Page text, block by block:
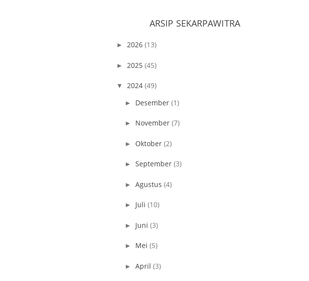
ARSIP SEKARPAWITRA
► 2026 (13)
► 2025 (45)
▼ 2024 (49)
► Desember (1)
► November (7)
► Oktober (2)
► September (3)
► Agustus (4)
► Juli (10)
► Juni (3)
► Mei (5)
► April (3)